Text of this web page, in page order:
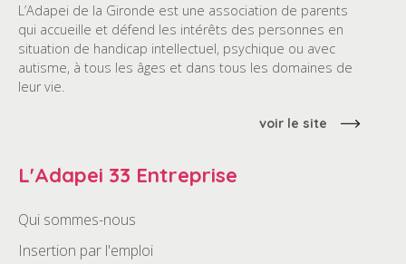
L’Adapei de la Gironde est une association de parents
qui accueille et défend les intérêts des personnes en
situation de handicap intellectuel, psychique ou avec
autisme, à tous les âges et dans tous les domaines de
leur vie.
voir le site
L'Adapei 33 Entreprise
Qui sommes-nous
Insertion par l'emploi